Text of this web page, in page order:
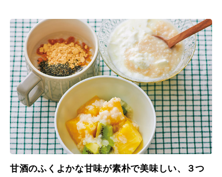
甘酒のふくよかな甘味が素朴で美味しい、３つ